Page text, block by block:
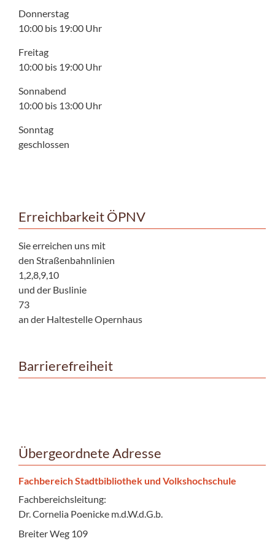
Donnerstag
10:00 bis 19:00 Uhr
Freitag
10:00 bis 19:00 Uhr
Sonnabend
10:00 bis 13:00 Uhr
Sonntag
geschlossen
Erreichbarkeit ÖPNV
Sie erreichen uns mit
den Straßenbahnlinien
1,2,8,9,10
und der Buslinie
73
an der Haltestelle Opernhaus
Barrierefreiheit
Übergeordnete Adresse
Fachbereich Stadtbibliothek und Volkshochschule
Fachbereichsleitung:
Dr. Cornelia Poenicke m.d.W.d.G.b.
Breiter Weg 109